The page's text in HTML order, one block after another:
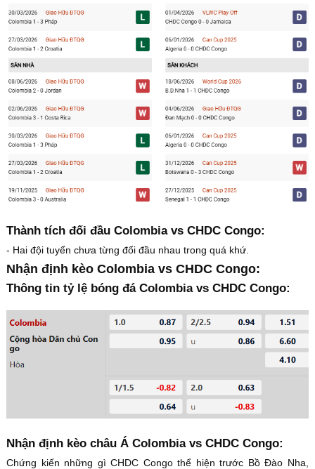
Thành tích đối đầu Colombia vs CHDC Congo:
- Hai đội tuyển chưa từng đối đầu nhau trong quá khứ.
Nhận định kèo Colombia vs CHDC Congo:
Thông tin tỷ lệ bóng đá Colombia vs CHDC Congo:
Nhận định kèo châu Á Colombia vs CHDC Congo:
Chứng kiến những gì CHDC Congo thể hiện trước Bồ Đào Nha,